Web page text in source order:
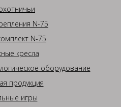
N-75
N-75
кресла
оборудование
продукция
игры